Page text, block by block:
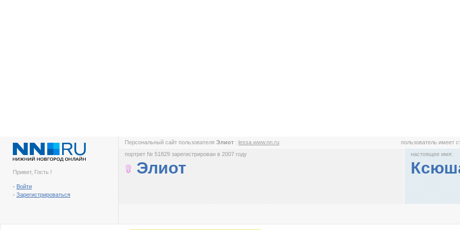
Привет, Гость !
- Войти
- Зарегистрироваться
Персональный сайт пользователя Элиот : lessa.www.nn.ru пользователь имеет
портрет № 51829 зарегистрирован в 2007 году
Элиот
настоящее имя: